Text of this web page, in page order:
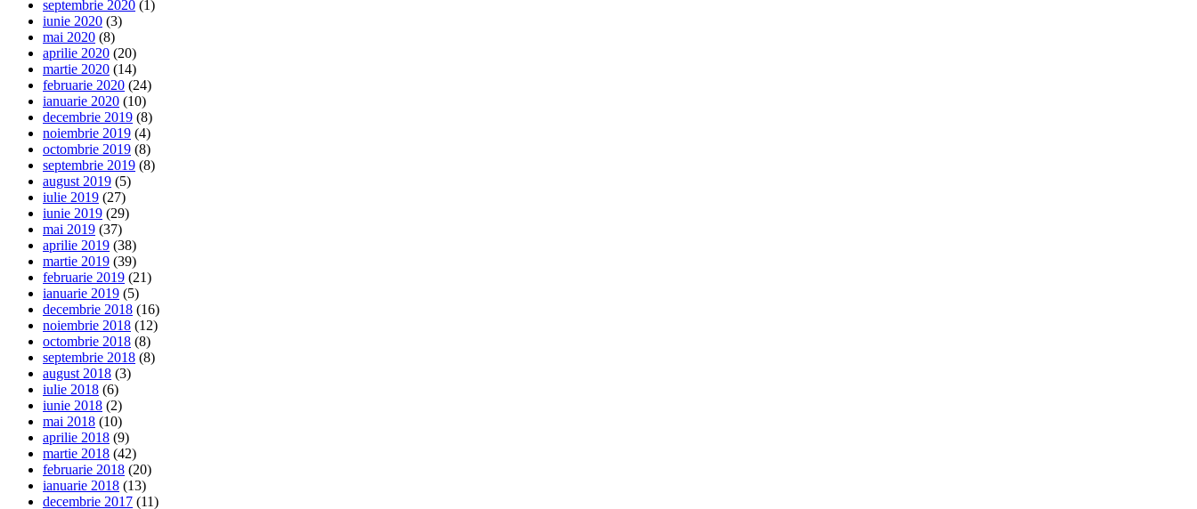
septembrie 2020 (1)
iunie 2020 (3)
mai 2020 (8)
aprilie 2020 (20)
martie 2020 (14)
februarie 2020 (24)
ianuarie 2020 (10)
decembrie 2019 (8)
noiembrie 2019 (4)
octombrie 2019 (8)
septembrie 2019 (8)
august 2019 (5)
iulie 2019 (27)
iunie 2019 (29)
mai 2019 (37)
aprilie 2019 (38)
martie 2019 (39)
februarie 2019 (21)
ianuarie 2019 (5)
decembrie 2018 (16)
noiembrie 2018 (12)
octombrie 2018 (8)
septembrie 2018 (8)
august 2018 (3)
iulie 2018 (6)
iunie 2018 (2)
mai 2018 (10)
aprilie 2018 (9)
martie 2018 (42)
februarie 2018 (20)
ianuarie 2018 (13)
decembrie 2017 (11)